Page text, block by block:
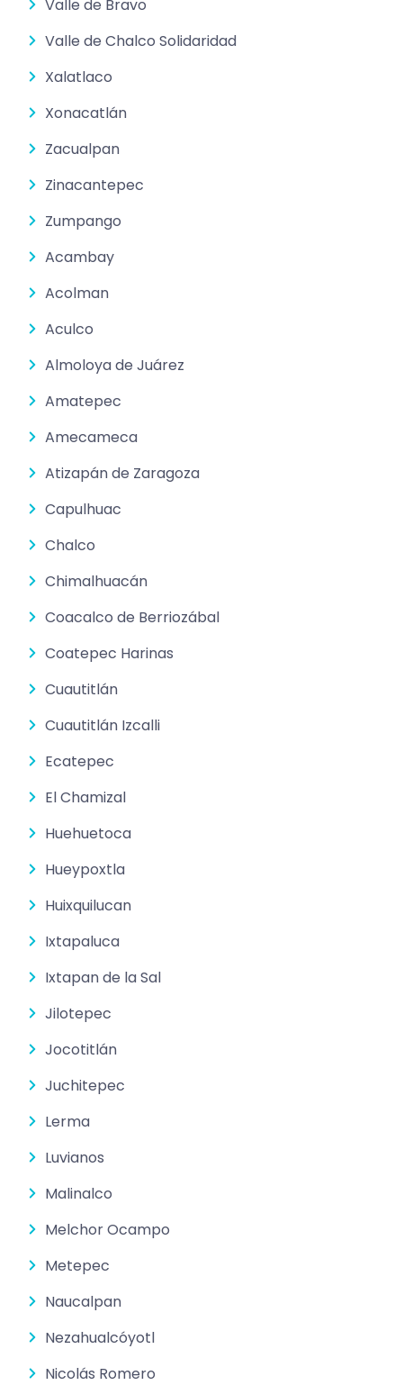
Valle de Bravo
Valle de Chalco Solidaridad
Xalatlaco
Xonacatlán
Zacualpan
Zinacantepec
Zumpango
Acambay
Acolman
Aculco
Almoloya de Juárez
Amatepec
Amecameca
Atizapán de Zaragoza
Capulhuac
Chalco
Chimalhuacán
Coacalco de Berriozábal
Coatepec Harinas
Cuautitlán
Cuautitlán Izcalli
Ecatepec
El Chamizal
Huehuetoca
Hueypoxtla
Huixquilucan
Ixtapaluca
Ixtapan de la Sal
Jilotepec
Jocotitlán
Juchitepec
Lerma
Luvianos
Malinalco
Melchor Ocampo
Metepec
Naucalpan
Nezahualcóyotl
Nicolás Romero